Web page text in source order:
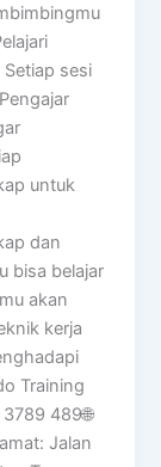
sesi
untuk
dan
bisa belajar
akan
kerja
Training
489🌐
Jalan